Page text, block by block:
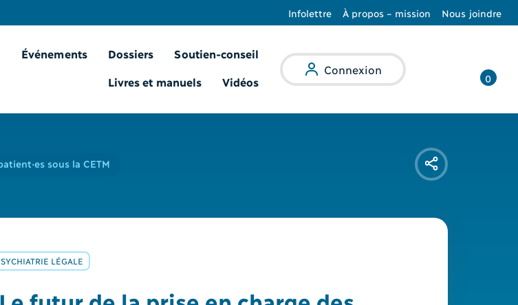
Infolettre À propos – mission Nous joindre
Événements Dossiers Soutien-conseil
Livres et manuels Vidéos
Connexion
0
sous la CETM
LÉGALE